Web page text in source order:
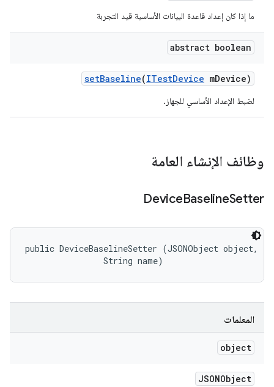
ما إذا كان إعداد قاعدة البيانات الأساسية قيد التجربة
abstract boolean
setBaseline(ITestDevice mDevice)
لضبط الإعداد الأساسي للجهاز.
وظائف الإنشاء العامة
DeviceBaselineSetter
public DeviceBaselineSetter (JSONObject object,
                String name)
المعلمات
object
JSONObject